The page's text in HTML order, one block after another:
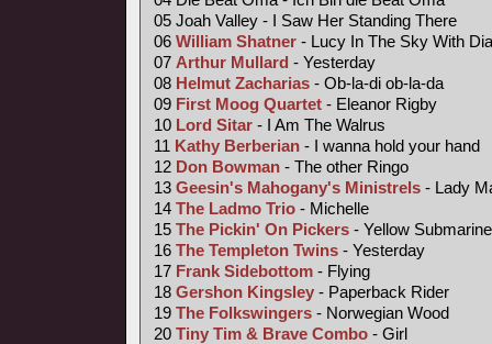
05 Joah Valley - I Saw Her Standing There
06 William Shatner - Lucy In The Sky With
07 Arthur Mullard - Yesterday
08 Helmut Zacharias - Ob-la-di ob-la-da
09 First Moog Quartet - Eleanor Rigby
10 Lord Sitar - I Am The Walrus
11 Kathy Berberian - I wanna hold your hand
12 Don Bowman - The other Ringo
13 Geesin's Mahogany's Ministrels - Lady
14 The Ladmo Trio - Michelle
15 The Pickin' On Pickers - Yellow Submarine
16 The Templeton Twins - Yesterday
17 Frank Sidebottom - Flying
18 Gershon Kingsley - Paperback Rider
19 The Folkswingers - Norwegian Wood
20 Tiny Tim & Brave Combo - Girl